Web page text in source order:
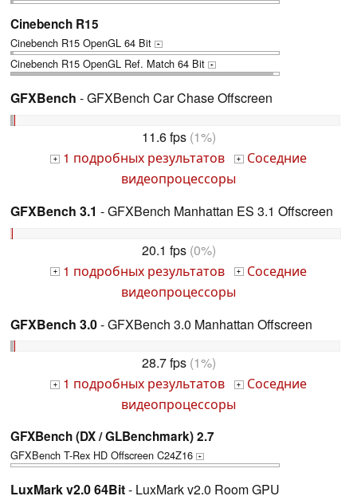
Cinebench R15
Cinebench R15 OpenGL 64 Bit +
Cinebench R15 OpenGL Ref. Match 64 Bit +
GFXBench - GFXBench Car Chase Offscreen
11.6 fps(1%)
+ 1 подробных результатов + Соседние
видеопроцессоры
GFXBench 3.1 - GFXBench Manhattan ES 3.1 Offscreen
20.1 fps(0%)
+ 1 подробных результатов + Соседние
видеопроцессоры
GFXBench 3.0- GFXBench 3.0 Manhattan Offscreen
28.7 fps(1%)
+ 1 подробных результатов + Соседние
видеопроцессоры
GFXBench (DX / GLBenchmark) 2.7
GFXBench T-Rex HD Offscreen C24Z16 +
LuxMark v2.0 64Bit- LuxMark v2.0 Room GPU